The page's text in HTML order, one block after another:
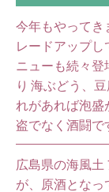
今年もやって
レードアップし
ニューも続々登
り 海ぶどう、
れがあれば泡盛
盗でなく酒闘で
広島県の海風
が、原酒となっ